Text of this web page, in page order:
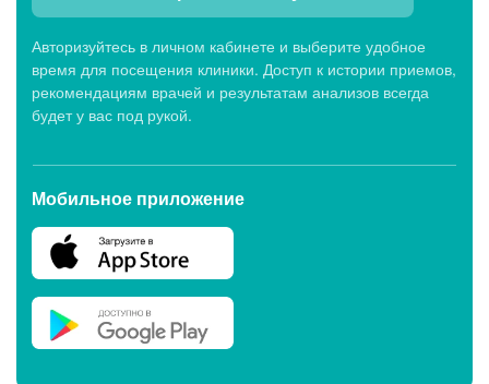
Авторизуйтесь в личном кабинете и выберите удобное
время для посещения клиники. Доступ к истории приемов,
рекомендациям врачей и результатам анализов всегда
будет у вас под рукой.
Мобильное приложение